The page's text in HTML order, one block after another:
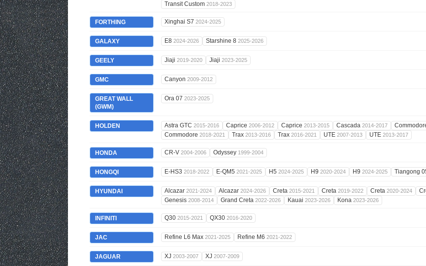
Transit Custom 2018-2023
FORTHING Xinghai S7 2024-2025
GALAXY E8 2024-2026 Starshine 8 2025-2026
GEELY Jiaji 2019-2020 Jiaji 2023-2025
GMC Canyon 2009-2012
GREAT WALL
(GWM)
Ora 07 2023-2025
HOLDEN Astra GTC 2015-2016 Caprice 2006-2012 Caprice 2013-2015 Cascada 2014-2017
Commodore 2018-2021 Trax 2013-2016 Trax 2016-2021 UTE 2007-2013 UTE 2013-2017
HONDA CR-V 2004-2006 Odyssey 1999-2004
HONGQI E-HS3 2018-2022 E-QM5 2021-2025 H5 2024-2025 H9 2020-2024 H9 2024-2025 Tiangong
HYUNDAI Alcazar 2021-2024 Alcazar 2024-2026 Creta 2015-2021 Creta 2019-2022 Creta 2020-2024
Genesis 2008-2014 Grand Creta 2022-2026 Kauai 2023-2026 Kona 2023-2026
INFINITI Q30 2015-2021 QX30 2016-2020
JAC Refine L6 Max 2021-2025 Refine M6 2021-2022
JAGUAR XJ 2003-2007 XJ 2007-2009